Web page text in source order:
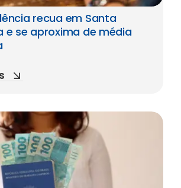
recua em Santa
e se aproxima de média